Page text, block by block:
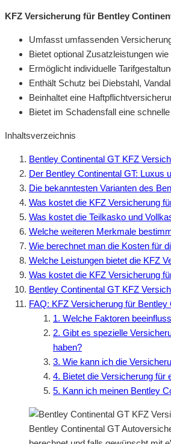
KFZ Versicherung für Bentley
Umfasst umfassenden
Bietet optional Zusatzleistungen
Ermöglicht individuelle
Enthält Schutz bei Diebstahl,
Beinhaltet eine
Bietet im Schadensfall eine
Inhaltsverzeichnis
Bentley Continental GT KFZ
Der Bentley Continental GT: Luxus
Die bekanntesten Varianten des
Was kostet die KFZ Versicherung
Was kostet die Teilkasko und
Welche weiteren Merkmale
Wie berechnet man die Kosten für
Welche Leistungen bietet die KFZ
Was kostet die KFZ Versicherung
Bentley Continental GT KFZ
FAQ: KFZ Versicherung für Bentley
1. Welche Faktoren
2. Gibt es spezielle
haben?
3. Wie kann ich die
4. Bietet die Versicherung für
5. Kann ich meinen Bentley
Bentley Continental GT